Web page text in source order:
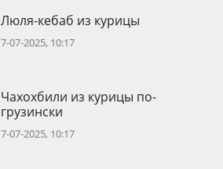
Люля-кебаб из курицы
7-07-2025, 10:17
Чахохбили из курицы по-
грузински
7-07-2025, 10:17